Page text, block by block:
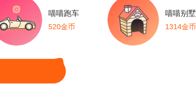
喵喵跑车
520金币
喵喵别墅
1314金币